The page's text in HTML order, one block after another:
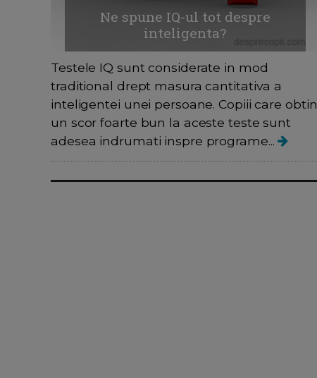
Ne spune IQ-ul tot despre
inteligenta?
Testele IQ sunt considerate in mod
traditional drept masura cantitativa a
inteligentei unei persoane. Copiii care obtin
un scor foarte bun la aceste teste sunt
adesea indrumati inspre programe...